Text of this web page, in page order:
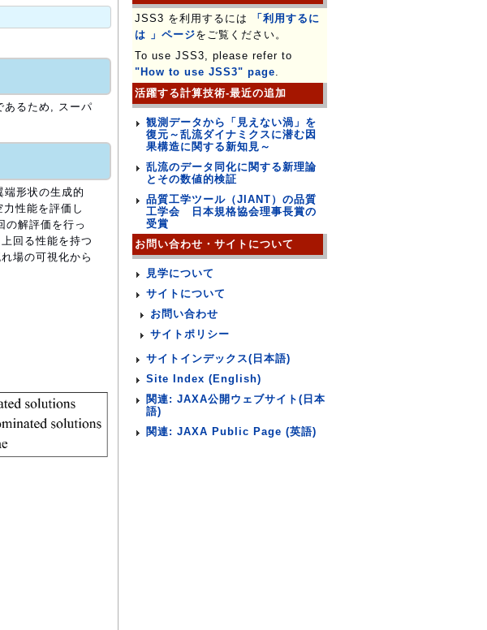
あるため, スーパ
形状の生成的
性能を評価し
の解評価を行っ
回る性能を持つ
場の可視化から
JSS3 を利用するには
「利用するに
は 」ページをご覧ください。
To use JSS3, please refer to
"How to use JSS3" page.
活躍する計算技術-最近の追加
観測データから「見えない渦」を
復元～乱流ダイナミクスに潜む因
果構造に関する新知見～
乱流のデータ同化に関する新理論
とその数値的検証
品質工学ツール（JIANT）の品質
工学会 日本規格協会理事長賞の
受賞
お問い合わせ・サイトについて
見学について
サイトについて
お問い合わせ
サイトポリシー
サイトインデックス(日本語)
Site Index (English)
関連: JAXA公開ウェブサイト(日本
語)
関連: JAXA Public Page (英語)